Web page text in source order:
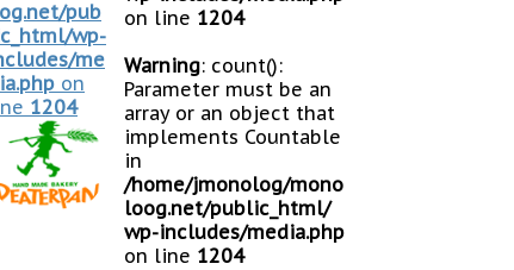
pub
wp-
me
on
1204
on line 1204
Warning: count():
Parameter must be an
array or an object that
implements Countable
in
/home/jmonolog/mono
loog.net/public_html/
wp-includes/media.php
on line 1204